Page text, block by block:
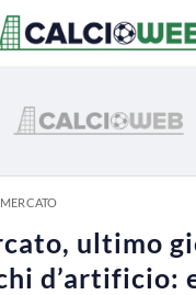
ultimo
d’artificio: